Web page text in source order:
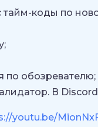
тайм-коды по
по обозревателю;
В
youtu.be/